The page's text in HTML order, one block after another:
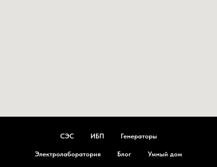
СЭС ИБП Генераторы
Электролаборатория Блог Умный дом